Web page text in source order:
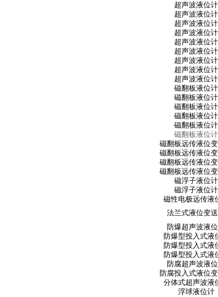
超声波液位计
超声波液位计
超声波液位计
超声波液位计
超声波液位计
超声波液位计
超声波液位计
超声波液位计
超声波液位计
磁翻板液位计
磁翻板液位计
磁翻板液位计
磁翻板液位计
磁翻板液位计
磁翻板液位计
磁翻板远传液位
磁翻板远传液位
磁翻板远传液位
磁翻板远传液位
磁浮子液位计
磁浮子液位计
磁性电极远传液
法兰式液位变
防爆超声波液
防爆型投入式液
防爆型投入式液
防爆型投入式液
防腐超声波液
防腐投入式液位
分体式超声波液
浮球液位计